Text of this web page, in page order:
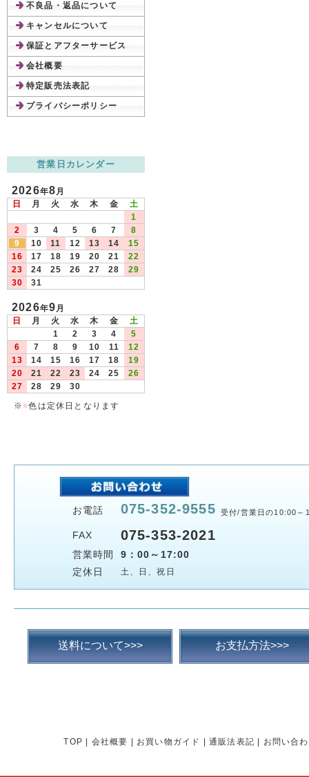
不良品・返品について
キャンセルについて
保証とアフターサービス
会社概要
特定販売法表記
プライバシーポリシー
営業日カレンダー
2026年8月
日
月 火 水 木 金
土
1
2
3 4 5 6 7
8
9
10 11 12 13 14
15
16
17 18 19 20 21
22
23
24 25 26 27 28
29
30
31
2026年9月
日
月 火 水 木 金
土
1
2 3 4
5
6
7 8 9 10 11
12
13
14 15 16 17 18
19
20
21 22 23 24 25
26
27
28 29
30
※ ■色は定休日となります
お電話 075-352-9555 受付/営業日の10:00～
FAX 075-353-2021
営業時間
9：00～17:00
定休日
土、日、祝日
送料について>>> お支払方法>>>
TOP 会社概要 お買い物ガイド 通販法表記 お問い合